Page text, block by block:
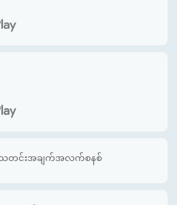
ေသတင်းအချက်အလက်စနစ်